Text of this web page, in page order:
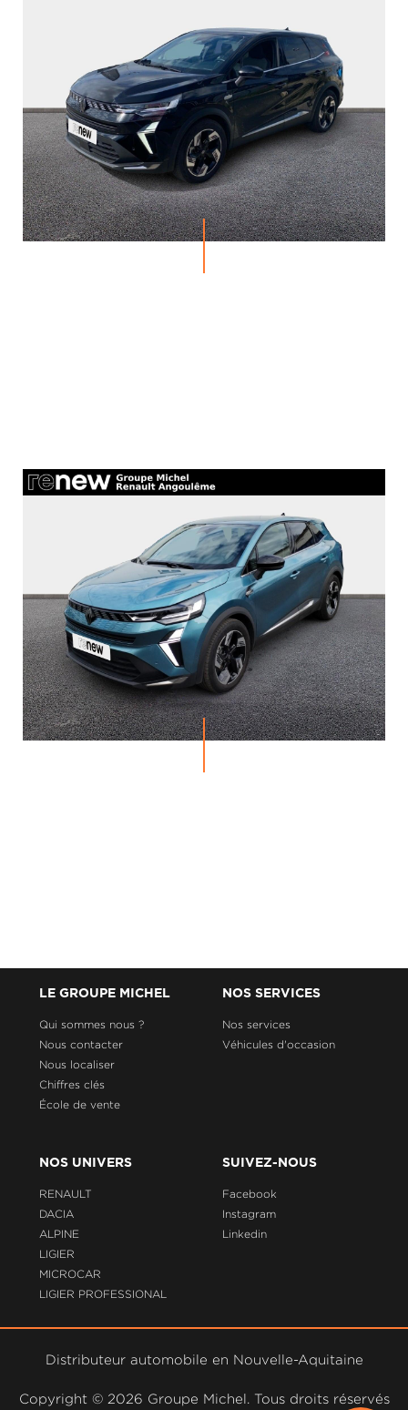
LE GROUPE MICHEL
Qui sommes nous ?
Nous contacter
Nous localiser
Chiffres clés
École de vente
NOS SERVICES
Nos services
Véhicules d'occasion
NOS UNIVERS
RENAULT
DACIA
ALPINE
LIGIER
MICROCAR
LIGIER PROFESSIONAL
SUIVEZ-NOUS
Facebook
Instagram
Linkedin
Distributeur automobile en Nouvelle-Aquitaine
Copyright © 2026 Groupe Michel. Tous droits réservés